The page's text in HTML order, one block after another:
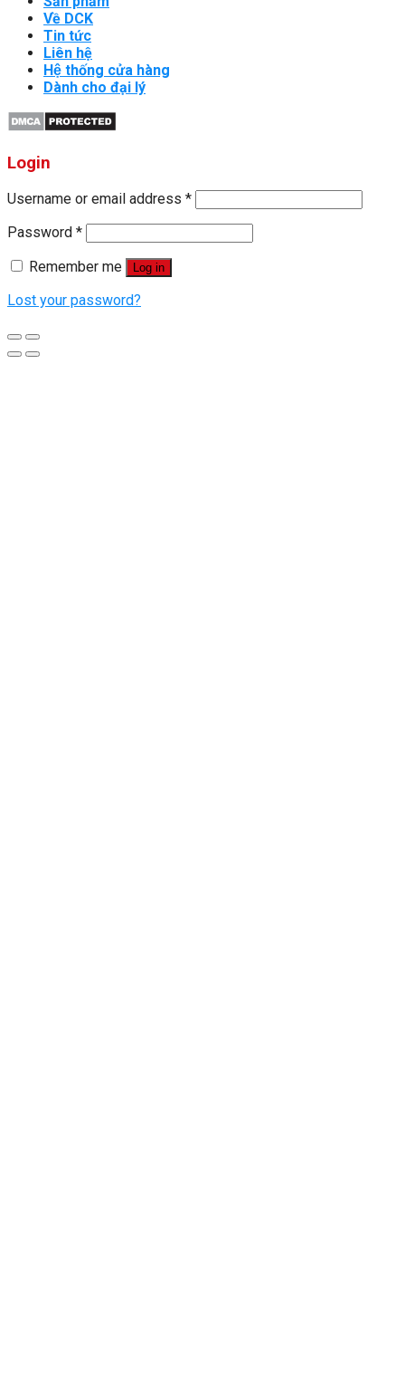
Về DCK
Tin tức
Liên hệ
Hệ thống cửa hàng
Dành cho đại lý
Login
Username or email address *
Password *
Remember me
Log in
Lost your password?